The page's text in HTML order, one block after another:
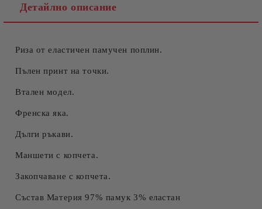
Съгласен съм сПолитиката за лични данни
Ние ще се свържем с вас в рамките на работния ден.
Детайлно описание
Риза от еластичен памучен поплин.
Пълен принт на точки.
Втален модел.
Френска яка.
Дълги ръкави.
Маншети с копчета.
Закопчаване с копчета.
Състав Материя 97% памук 3% еластан